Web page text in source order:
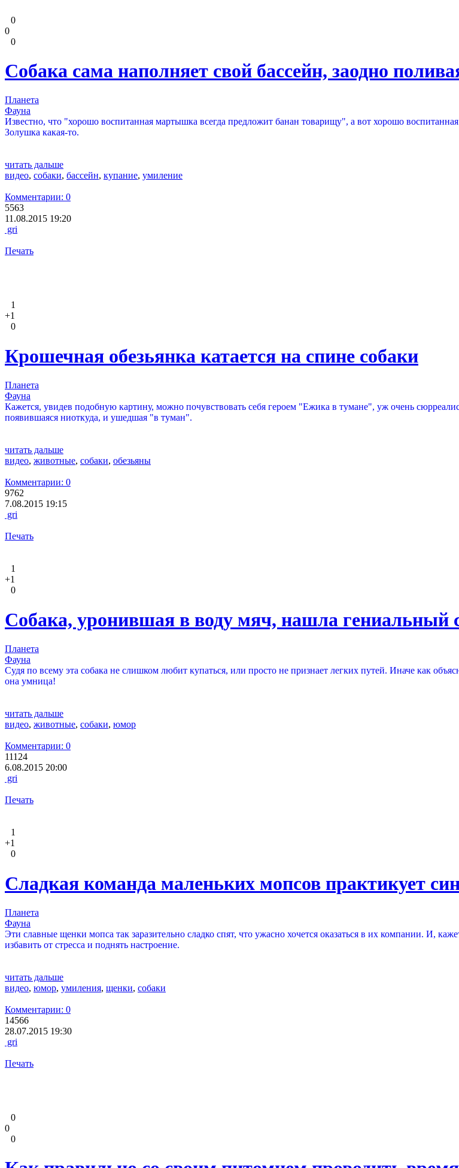
0
0
0
Собака сама наполняет свой бассейн, заодно
Планета
Фауна
Известно, что "хорошо воспитанная мартышка всегда предложит банан товарищу", а вот хорошо
Золушка какая-то.
читать дальше
видео, собаки, бассейн, купание, умиление
Комментарии: 0
5563
11.08.2015 19:20
gri
Печать
1
+1
0
Крошечная обезьянка катается на спине собаки
Планета
Фауна
Кажется, увидев подобную картину, можно почувствовать себя героем "Ежика в тумане", уж очень
появившаяся ниоткуда, и ушедшая "в туман".
читать дальше
видео, животные, собаки, обезьяны
Комментарии: 0
9762
7.08.2015 19:15
gri
Печать
1
+1
0
Собака, уронившая в воду мяч, нашла гениальный
Планета
Фауна
Судя по всему эта собака не слишком любит купаться, или просто не признает легких путей. Иначе как
она умница!
читать дальше
видео, животные, собаки, юмор
Комментарии: 0
11124
6.08.2015 20:00
gri
Печать
1
+1
0
Сладкая команда маленьких мопсов практикует
Планета
Фауна
Эти славные щенки мопса так заразительно сладко спят, что ужасно хочется оказаться в их компании. И,
избавить от стресса и поднять настроение.
читать дальше
видео, юмор, умиления, щенки, собаки
Комментарии: 0
14566
28.07.2015 19:30
gri
Печать
0
0
0